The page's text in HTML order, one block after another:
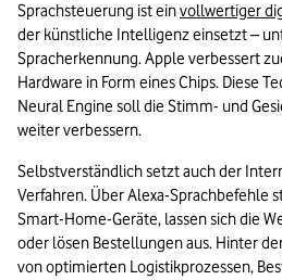
Sprachsteuerung ist ein vollwertiger
der künstliche Intelligenz einsetzt –
Spracherkennung. Apple verbessert
Hardware in Form eines Chips. Diese
Neural Engine soll die Stimm- und
weiter verbessern.
Selbstverständlich setzt auch der
Verfahren. Über Alexa-Sprachbefehle
Smart-Home-Geräte, lassen sich die
oder lösen Bestellungen aus. Hinter
von optimierten Logistikprozessen,